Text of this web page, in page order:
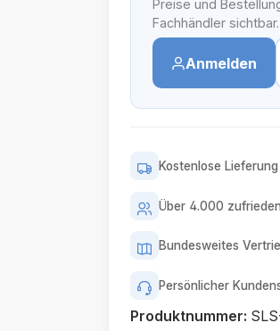
Preise und
Fachhändler sichtbar.
Anmelden
Kostenlose
Über 4.000
Bundesweites
Persönlicher
Produktnummer: